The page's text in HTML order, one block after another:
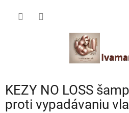
KEZY NO LOSS
proti vypadávaniu
IVAMARKET poradca